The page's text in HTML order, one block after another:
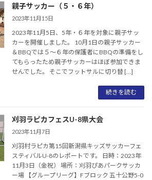
親子サッカー（５・６年）
2023年11月15日
2023年11月5日、5年・６年を対象に親子サッ
カーを開催しました。 10月1日の親子サッカー
＆BBQでは５～６年の保護者にBBQの準備をし
てもらったため親子サッカーはほぼ参加できま
せんでした。 そこでフットサルに切り替 […]
続きを読む
刈羽ラピカフェスU-8県大会
2023年11月7日
刈羽村ラピカ第15回新潟県キッズサッカーフェ
スティバルU-8のレポートです。 日時：2023年
11月3日（金祝） 場所：刈羽ぴあパークサッカ
ー場 【グループリーグ】Fブロック 五十公野5-0